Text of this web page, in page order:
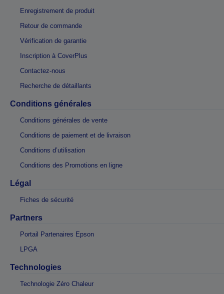
Enregistrement de produit
Retour de commande
Vérification de garantie
Inscription à CoverPlus
Contactez-nous
Recherche de détaillants
Conditions générales
Conditions générales de vente
Conditions de paiement et de livraison
Conditions d’utilisation
Conditions des Promotions en ligne
Légal
Fiches de sécurité
Partners
Portail Partenaires Epson
LPGA
Technologies
Technologie Zéro Chaleur